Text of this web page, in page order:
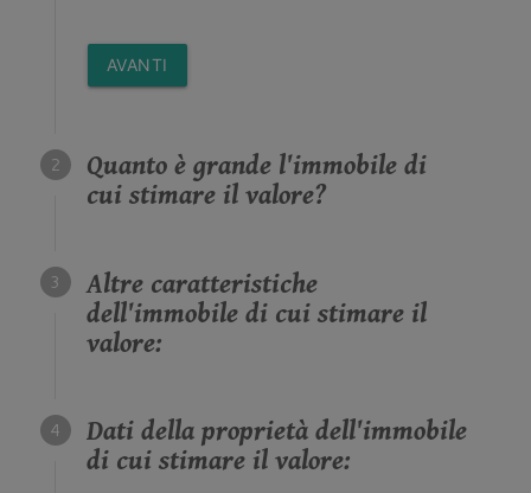
AVANTI
Quanto è grande l'immobile di
cui stimare il valore?
Altre caratteristiche
dell'immobile di cui stimare il
valore:
Dati della proprietà dell'immobile
di cui stimare il valore: